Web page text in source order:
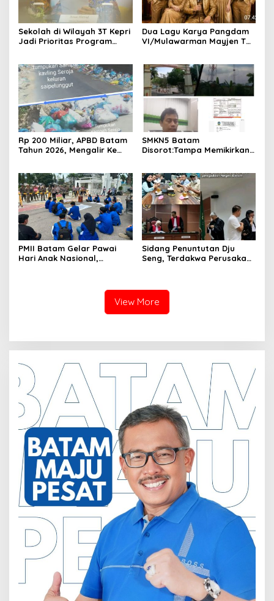
Sekolah di Wilayah 3T Kepri
Jadi Prioritas Program
Dua Lagu Karya Pangdam
VI/Mulawarman Mayjen TNI
Ke-81 RI
Rp 200 Miliar, APBD Batam
Tahun 2026, Mengalir Ke
Bereskan Sampah
SMKN5 Batam
Disorot:Tampa Memikirkan
Kepri, Ansar Ahmad
Komersilkan Lahan Sekolah
Untuk Pendirian Tower
PMII Batam Gelar Pawai
Hari Anak Nasional,
Sidang Penuntutan Dju
Seng, Terdakwa Perusakan
Tiga Kali di Tunda?
View More